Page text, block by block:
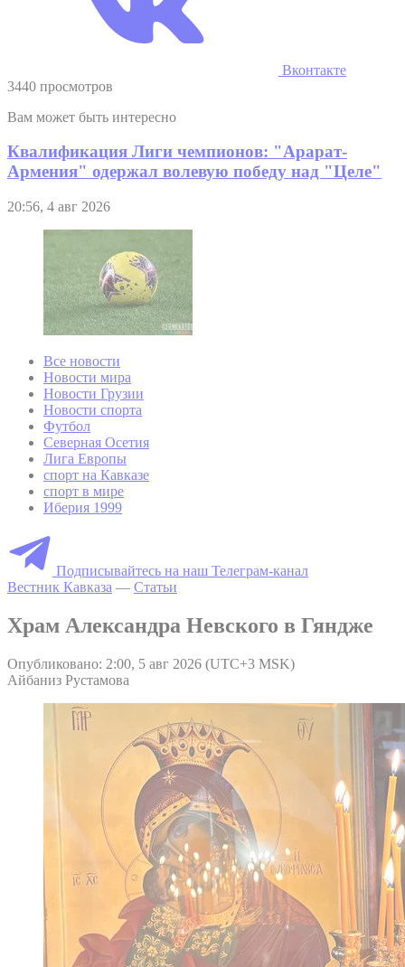
Вконтакте
3440 просмотров
Вам может быть интересно
Квалификация Лиги чемпионов: "Арарат-
Армения" одержал волевую победу над "Целе"
20:56, 4 авг 2026
Все новости
Новости мира
Новости Грузии
Новости спорта
Футбол
Северная Осетия
Лига Европы
спорт на Кавказе
спорт в мире
Иберия 1999
Подписывайтесь на наш Телеграм-канал
Вестник Кавказа — Статьи
Храм Александра Невского в Гяндже
Опубликовано: 2:00, 5 авг 2026 (UTC+3 MSK)
Айбаниз Рустамова